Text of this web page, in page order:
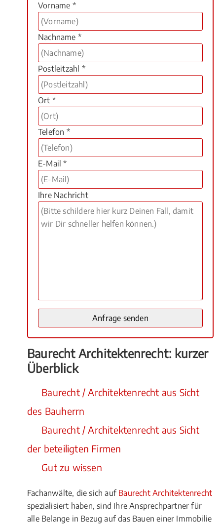
Vorname *
Nachname *
Postleitzahl *
Ort *
Telefon *
E-Mail *
Ihre Nachricht
Baurecht Architektenrecht: kurzer
Überblick
Baurecht / Architektenrecht aus Sicht
des Bauherrn
Baurecht / Architektenrecht aus Sicht
der beteiligten Firmen
Gut zu wissen
Fachanwälte, die sich auf Baurecht Architektenrecht
spezialisiert haben, sind Ihre Ansprechpartner für
alle Belange in Bezug auf das Bauen einer Immobilie